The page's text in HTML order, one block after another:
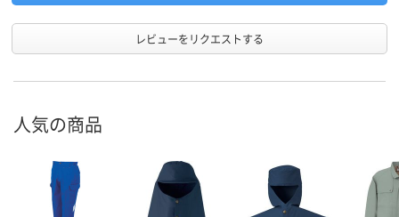
レビューをリクエストする
人気の商品